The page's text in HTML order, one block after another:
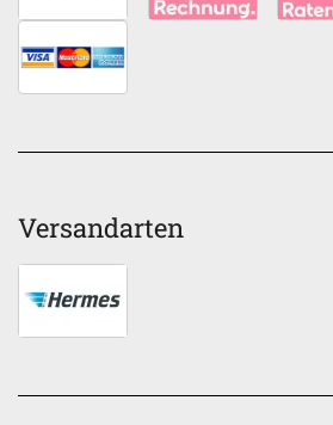
Versandarten